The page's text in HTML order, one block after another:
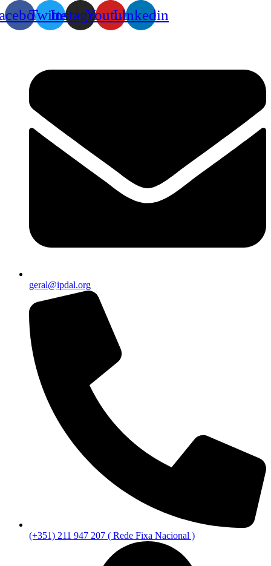
TwitterInstagramYoutubeLinkedin
geral@ipdal.org
(+351) 211 947 207 ( Rede Fixa Nacional )